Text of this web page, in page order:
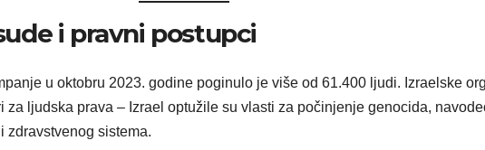
i pravni postupci
u oktobru 2023. godine poginulo je više od 61.400 ljudi. Izraelske
za ljudska prava – Izrael optužile su vlasti za počinjenje genocida,
zdravstvenog sistema.